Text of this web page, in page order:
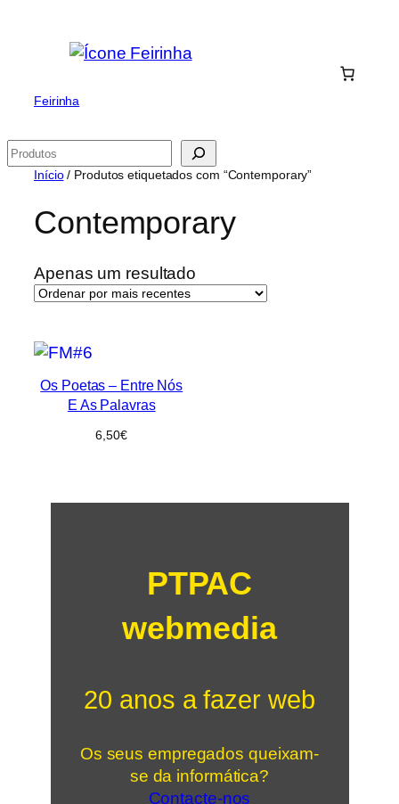
Feirinha
Pesquisar
Início/ Produtos etiquetados com “Contemporary”
Contemporary
Apenas um resultado
Os Poetas ‎– Entre Nós
E As Palavras
6,50€
PTPAC
webmedia
20 anos a fazer web
Os seus empregados queixam-
se da informática?
Contacte-nos